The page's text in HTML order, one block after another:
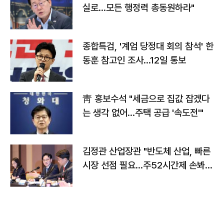
실로…모든 행정력 총동원하라"
종합특검, '계엄 당정대 회의 참석' 한
동훈 참고인 조사...12일 통보
靑 홍보수석 "세금으로 집값 잡겠다
는 생각 없어…주택 공급 '속도전'"
김정관 산업장관 "반도체 산업, 빠른
시장 선점 필요…주52시간제 손봐